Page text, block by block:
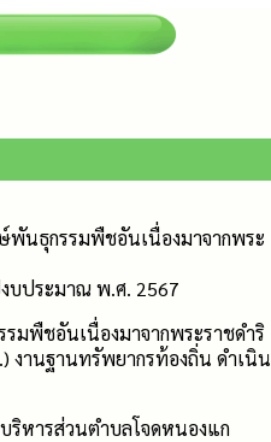
พันธุกรรมพืชอันเนื่องมาจากพระ
บประมาณ พ.ศ. 2567
มพืชอันเนื่องมาจากพระราชดำริ
งานฐานทรัพยากรท้องถิ่น ดำเนิน
ริหารส่วนตำบลโจดหนองแก